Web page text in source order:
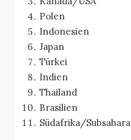
Polen
Indonesien
Japan
Türkei
Indien
Thailand
Brasilien
Südafrika/Subsahara